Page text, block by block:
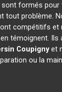
formés pour
tout problème.
compétitifs
témoignent. Ils
Coupignyet
ou la